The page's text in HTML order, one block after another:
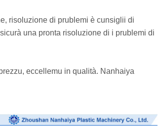
risoluzione di prublemi è cunsiglii di
una pronta risoluzione di i prublemi di
eccellemu in qualità. Nanhaiya